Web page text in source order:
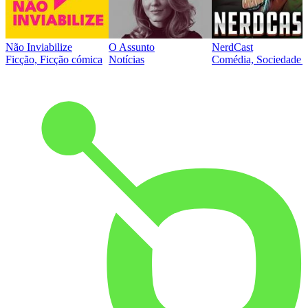
Não Inviabilize
Ficção, Ficção cómica
O Assunto
Notícias
NerdCast
Comédia, Sociedade